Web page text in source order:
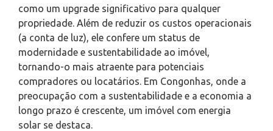
como um upgrade significativo para qualquer
propriedade. Além de reduzir os custos operacionais
(a conta de luz), ele confere um status de
modernidade e sustentabilidade ao imóvel,
tornando-o mais atraente para potenciais
compradores ou locatários. Em Congonhas, onde a
preocupação com a sustentabilidade e a economia a
longo prazo é crescente, um imóvel com energia
solar se destaca.